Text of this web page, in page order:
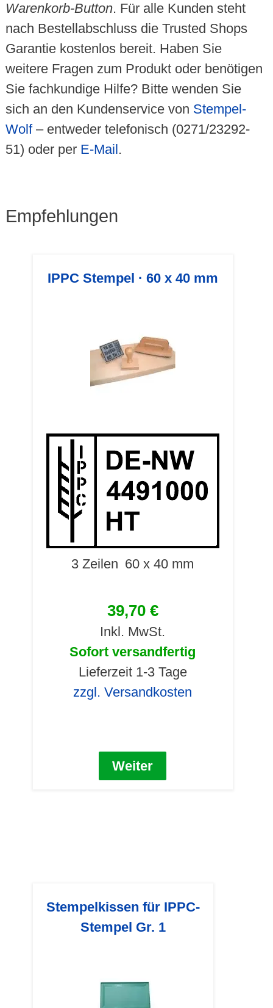
Warenkorb-Button. Für alle Kunden steht
nach Bestellabschluss die Trusted Shops
Garantie kostenlos bereit. Haben Sie
weitere Fragen zum Produkt oder benötigen
Sie fachkundige Hilfe? Bitte wenden Sie
sich an den Kundenservice von Stempel-
Wolf– entweder telefonisch (0271/23292-
51) oder per E-Mail.
Empfehlungen
IPPC Stempel · 60 x 40 mm
3 Zeilen 60 x 40 mm
39,70 €
Inkl. MwSt.
Sofort versandfertig
Lieferzeit 1-3 Tage
zzgl. Versandkosten
Weiter
Stempelkissen für IPPC-
Stempel Gr. 1